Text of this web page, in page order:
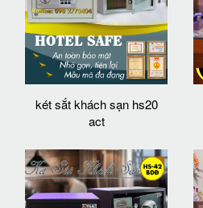
két sắt khách sạn hs20
act